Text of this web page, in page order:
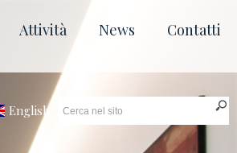
English
Attività News Contatti